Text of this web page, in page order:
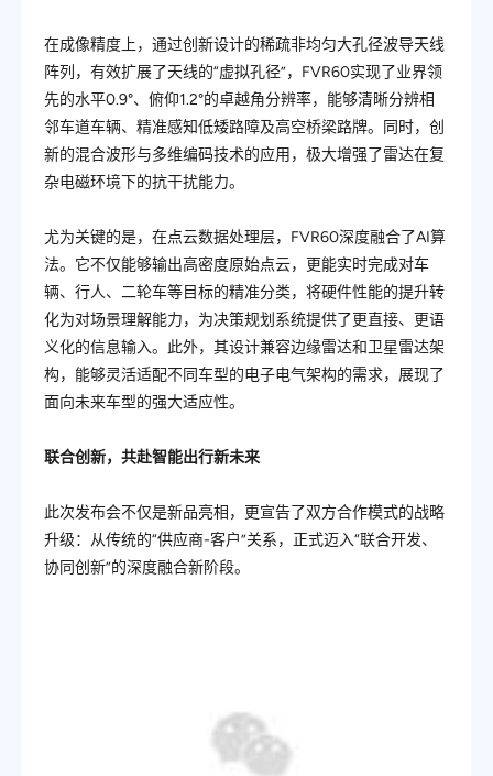
在成像精度上，通过创新设计的稀疏非均匀大孔径波导天线
阵列，有效扩展了天线的“虚拟孔径”，FVR60实现了业界领
先的水平0.9°、俯仰1.2°的卓越角分辨率，能够清晰分辨相
邻车道车辆、精准感知低矮路障及高空桥梁路牌。同时，创
新的混合波形与多维编码技术的应用，极大增强了雷达在复
杂电磁环境下的抗干扰能力。
尤为关键的是，在点云数据处理层，FVR60深度融合了AI算
法。它不仅能够输出高密度原始点云，更能实时完成对车
辆、行人、二轮车等目标的精准分类，将硬件性能的提升转
化为对场景理解能力，为决策规划系统提供了更直接、更语
义化的信息输入。此外，其设计兼容边缘雷达和卫星雷达架
构，能够灵活适配不同车型的电子电气架构的需求，展现了
面向未来车型的强大适应性。
联合创新，共赴智能出行新未来
此次发布会不仅是新品亮相，更宣告了双方合作模式的战略
升级：从传统的“供应商-客户”关系，正式迈入“联合开发、
协同创新”的深度融合新阶段。